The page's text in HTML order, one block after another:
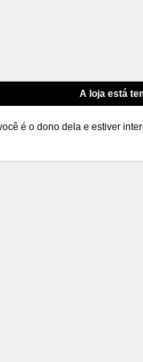
A loja está
é o dono dela e estiver